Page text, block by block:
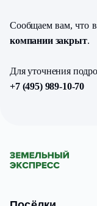
Сообщаем вам, что
компании закрыт.
Для уточнения
+7 (495) 989-10-70